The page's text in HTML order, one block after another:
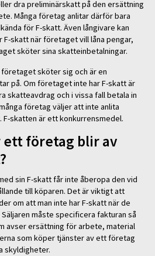
dra preliminärskatt på den ersättning
Många företag anlitar därför bara
för F-skatt. Även långivare kan
skatt när företaget vill låna pengar,
sköter sina skatteinbetalningar.
sköter sig och är en
på. Om företaget inte har F-skatt är
skatteavdrag och i vissa fall betala in
företag väljer att inte anlita
skatten är ett konkurrensmedel.
ett företag blir av
sin F-skatt får inte åberopa den vid
till köparen. Det är viktigt att
om att man inte har F-skatt när de
måste specificera fakturan så
avser ersättning för arbete, material
som köper tjänster av ett företag
skyldigheter.